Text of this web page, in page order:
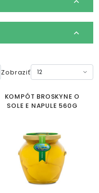
Zobraziť
KOMPÓT BROSKYNE O
SOLE E NAPULE 560G